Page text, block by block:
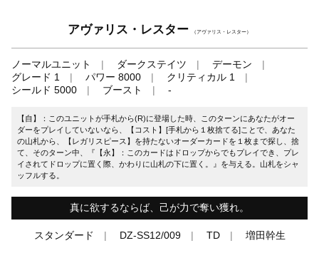
アヴァリス・レスター （アヴァリス・レスター）
ノーマルユニット ダークステイツ
デーモン
グレード 1
パワー 8000
クリティカル 1
シールド 5000
ブースト -
【自】：このユニットが手札から(R)に登場した時、このターンにあなたがオー
ダーをプレイしていないなら、【コスト】[手札から１枚捨てる]ことで、あなた
の山札から、【レガリスピース】を持たないオーダーカードを１枚まで探し、捨
て、そのターン中、『【永】：このカードはドロップからでもプレイでき、プレ
イされてドロップに置く際、かわりに山札の下に置く。』を与える。山札をシャ
ッフルする。
真に欲するならば、己が力で奪い獲れ。
スタンダード DZ-SS12/009 TD 増田幹生